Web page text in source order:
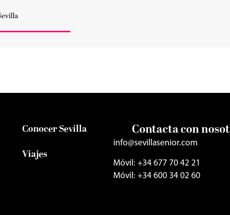
Conocer Sevilla
Viajes
Contacta con
info@sevillasenior.com
Móvil: +34 677 70 42 21
Móvil: +34 600 34 02 60